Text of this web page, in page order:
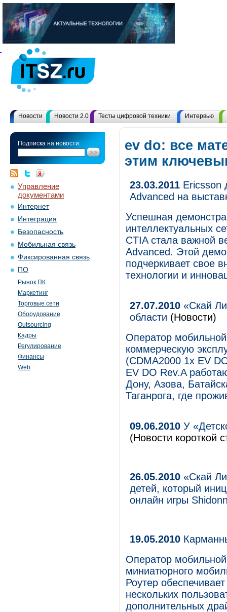
Новости Новости 2.0 Тесты цифровой техники Интервью
Подписка на новости:
Управление
документами
Интернет
Интеграция
Безопасность
Мобильная связь
Фиксированная связь
ПО
Рынок ПК
Маркетинг
Торговые сети
Оборудование
Outsourcing
Кадры
Регулирование
Финансы
Web
ev do: все
этим
23.03.2011 Ericsson
Advanced на
Успешная
интеллектуальных
CTIA стала важной
Advanced. Этой
подчеркивает свое
технологии и
27.07.2010 «Скай
области (Новости)
Оператор
коммерческую
(CDMA2000 1x EV
EV DO Rev.A
Дону, Азова,
Таганрога, где
09.06.2010 У
(Новости короткой
26.05.2010 «Скай
детей, который
онлайн игры
19.05.2010
Оператор
миниатюрного
Роутер
нескольких
дополнительных